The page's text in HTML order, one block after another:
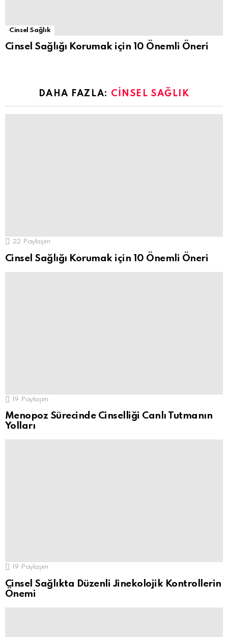
Cinsel Sağlık
Cinsel Sağlığı Korumak için 10 Önemli Öneri
DAHA FAZLA: CINSEL SAĞLIK
22 Paylaşım
Cinsel Sağlığı Korumak için 10 Önemli Öneri
19 Paylaşım
Menopoz Sürecinde Cinselliği Canlı Tutmanın
Yolları
19 Paylaşım
Cinsel Sağlıkta Düzenli Jinekolojik Kontrollerin
Önemi